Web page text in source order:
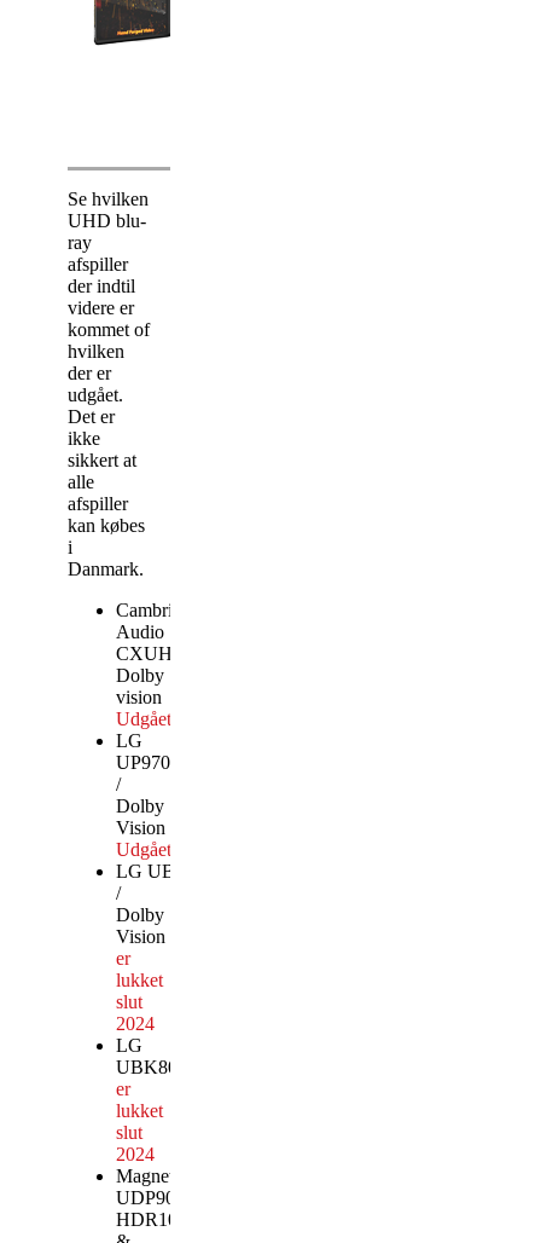
Se hvilken
UHD blu-
ray
afspiller
der indtil
videre er
kommet of
hvilken
der er
udgået.
Det er
ikke
sikkert at
alle
afspiller
kan købes
i
Danmark.
Cambridge
Audio
CXUHD /
Dolby
vision
Udgået
LG
UP970
/
Dolby
Vision
Udgået
LG UBK90
/
Dolby
Vision
er
lukket
slut
2024
LG
UBK80
er
lukket
slut
2024
Magnetar
UDP900 MKII/
HDR10+